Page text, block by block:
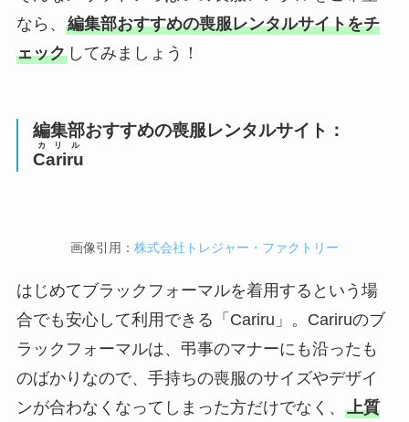
なら、 編集部おすすめの喪服レンタルサイトをチ
ェックしてみましょう！
編集部おすすめの喪服レンタルサイト：
Cariru
カリル
画像引用： 株式会社トレジャー・ファクトリー
はじめてブラックフォーマルを着用するという場
合でも安心して利用できる「Cariru」。Cariruのブ
ラックフォーマルは、弔事のマナーにも沿ったも
のばかりなので、手持ちの喪服のサイズやデザイ
ンが合わなくなってしまった方だけでなく、 上質